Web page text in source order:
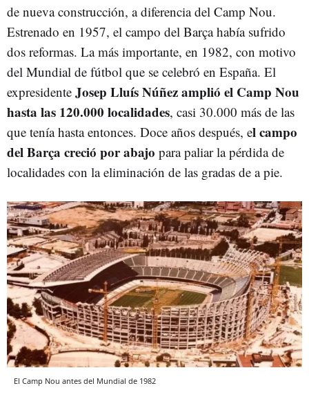
de nueva construcción, a diferencia del Camp Nou.
Estrenado en 1957, el campo del Barça había sufrido
dos reformas. La más importante, en 1982, con motivo
del Mundial de fútbol que se celebró en España. El
expresidente Josep Lluís Núñez amplió el Camp Nou
hasta las 120.000 localidades, casi 30.000 más de las
que tenía hasta entonces. Doce años después, el campo
del Barça creció por abajo para paliar la pérdida de
localidades con la eliminación de las gradas de a pie.
El Camp Nou antes del Mundial de 1982